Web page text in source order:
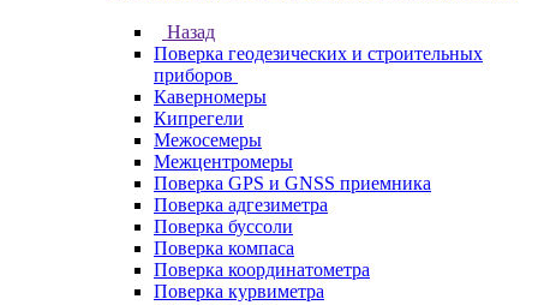
Назад
Поверка геодезических и строительных
приборов
Каверномеры
Кипрегели
Межосемеры
Межцентромеры
Поверка GPS и GNSS приемника
Поверка адгезиметра
Поверка буссоли
Поверка компаса
Поверка координатометра
Поверка курвиметра